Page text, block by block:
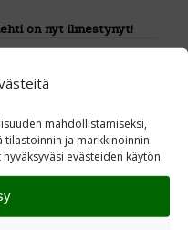
mahdollistamiseksi,
tilastoinnin ja markkinoinnin
evästeiden käytön.
on nyt ilmestynyt!